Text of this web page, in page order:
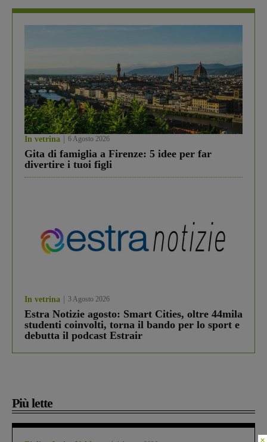
In vetrina 6 Agosto 2026
Gita di famiglia a Firenze: 5 idee per far
divertire i tuoi figli
In vetrina 3 Agosto 2026
Estra Notizie agosto: Smart Cities, oltre 44mila
studenti coinvolti, torna il bando per lo sport e
debutta il podcast Estrair
Più lette
×